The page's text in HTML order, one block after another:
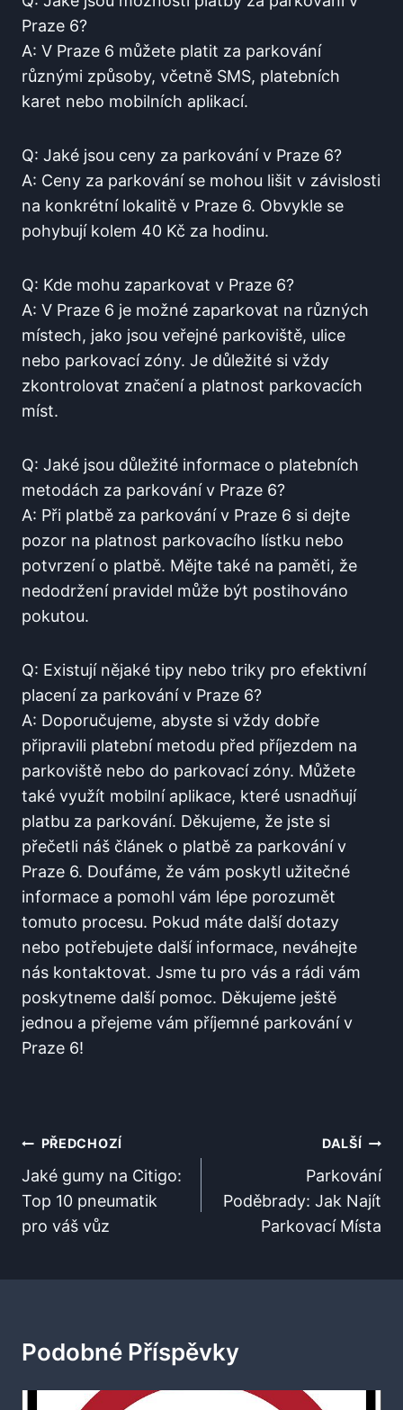
Praze 6?
A: V Praze 6 můžete platit za parkování
různými způsoby, včetně SMS, platebních
karet nebo mobilních aplikací.
Q: Jaké jsou ceny za parkování v Praze 6?
A: Ceny za parkování⁢ se mohou lišit v závislosti
na konkrétní lokalitě v Praze 6. Obvykle se
pohybují kolem 40 Kč za hodinu.
Q: Kde mohu ​zaparkovat v Praze​ 6?
A:⁣ V Praze 6 ⁢je možné zaparkovat na různých‍
místech, jako jsou veřejné parkoviště, ulice
nebo ‍parkovací zóny. ⁣Je důležité si vždy
zkontrolovat značení a platnost parkovacích
míst.
Q: Jaké jsou důležité informace o platebních
metodách za parkování v Praze 6?
A: Při platbě za parkování v Praze 6⁢ si dejte
pozor na platnost parkovacího lístku‌ nebo
potvrzení o‌ platbě. ‍Mějte také na paměti, že
⁤nedodržení pravidel může být postihováno
pokutou.
Q: Existují nějaké tipy nebo triky ‍pro efektivní
placení ⁣za parkování v Praze 6?
A: Doporučujeme,‌ abyste si vždy dobře
připravili ‍platební metodu ‍před příjezdem na‌
parkoviště nebo do parkovací zóny. Můžete
také ‌využít mobilní aplikace, které usnadňují
platbu za parkování. ⁢Děkujeme, že jste‍ si
přečetli náš článek o ⁢platbě za parkování v
Praze 6. Doufáme, že vám poskytl užitečné​
informace a pomohl vám lépe porozumět
tomuto procesu. Pokud máte další dotazy
nebo potřebujete další informace, ⁤neváhejte
⁣nás kontaktovat. Jsme ‍tu⁤ pro vás a rádi vám⁣
poskytneme další pomoc. Děkujeme ještě
jednou a přejeme vám ⁤příjemné parkování‌ v
Praze 6!
Navigace
Pro
Příspěvek
PŘEDCHOZÍ
Jaké gumy na Citigo:
Top 10 pneumatik
pro váš vůz
DALŠÍ
Parkování
Poděbrady: Jak Najít
Parkovací Místa
Podobné Příspěvky